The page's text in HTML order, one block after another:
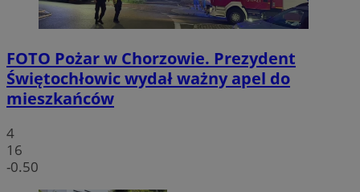
FOTO Pożar w Chorzowie. Prezydent
Świętochłowic wydał ważny apel do
mieszkańców
4
16
-0.50